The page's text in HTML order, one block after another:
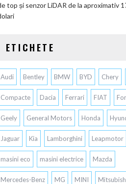
top și senzor LiDAR de la aproximativ
ETICHETE
Audi Bentley BMW BYD Chery
Compacte Dacia Ferrari FIAT
Geely General Motors Honda
Jaguar Kia Lamborghini Leapmotor
masini eco masini electrice Mazda
Mercedes-Benz MG MINI